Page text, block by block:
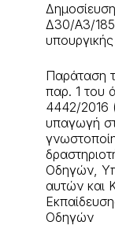
Δ30/A3/
Παράταση
παρ. 1 του
4442/2016
υπαγωγή
Οδηγών,
αυτών και
Οδηγών